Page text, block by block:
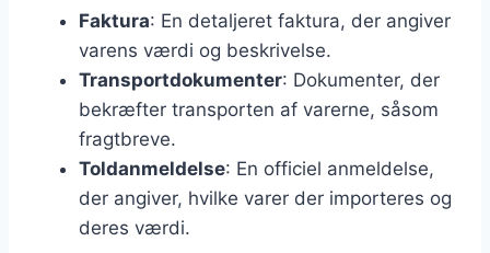
Faktura: En detaljeret faktura, der angiver
varens værdi og beskrivelse.
Transportdokumenter: Dokumenter, der
bekræfter transporten af varerne, såsom
fragtbreve.
Toldanmeldelse: En officiel anmeldelse,
der angiver, hvilke varer der importeres og
deres værdi.